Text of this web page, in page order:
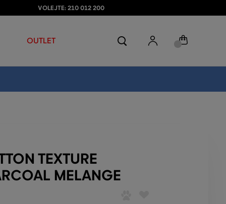
VOLEJTE: 210 012 200
OUTLET
TEXTURE
MELANGE